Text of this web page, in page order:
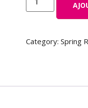
Category: Spring